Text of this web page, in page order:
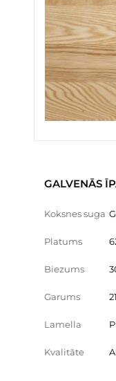
GALVENĀS
Koksnes suga
Platums
Biezums
Garums
Lamella
Kvalitāte